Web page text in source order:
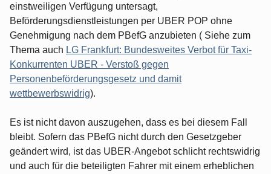
einstweiligen Verfügung untersagt,
Beförderungsdienstleistungen per UBER POP ohne
Genehmigung nach dem PBefG anzubieten ( Siehe zum
Thema auch LG Frankfurt: Bundesweites Verbot für Taxi-
Konkurrenten UBER - Verstoß gegen
Personenbeförderungsgesetz und damit
wettbewerbswidrig).
Es ist nicht davon auszugehen, dass es bei diesem Fall
bleibt. Sofern das PBefG nicht durch den Gesetzgeber
geändert wird, ist das UBER-Angebot schlicht rechtswidrig
und auch für die beteiligten Fahrer mit einem erheblichen